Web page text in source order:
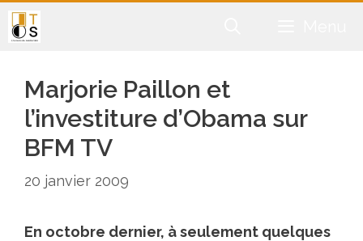
Aller
au
Marjorie Paillon et
l’investiture d’Obama sur
BFM TV
20 janvier 2009
En octobre dernier, à seulement quelques